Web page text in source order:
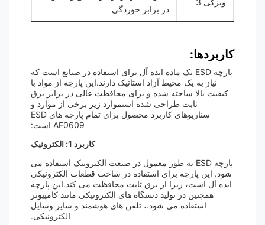
ویژگی 3
در برابر خوردگی
کاربردها:
پارچه ESD یک ماده ایده آل برای استفاده در صنایع است که
نیاز به یک محیط آزاد استاتیک دارند.این پارچه از مواد با
کیفیت بالا ساخته شده و برای محافظت عالی در برابر برق
ثابت طراحی شده استموارد زیر برخی از موارد و
سناریوهای کاربرد محصول برای تمام پارچه های ESD
AF0609 است:
کاربرد 1: الکترونیک
پارچه ESD به طور معمول در صنعت الکترونیک استفاده می
شود. این پارچه برای استفاده در ساخت قطعات الکترونیکی
ایده آل است، زیرا از برق ثابت محافظت می کند.این پارچه
همچنین در تولید دستگاه های الکترونیکی مانند کامپیوتر
استفاده می شود.، تلفن های هوشمند و سایر وسایل
الکترونیکی.